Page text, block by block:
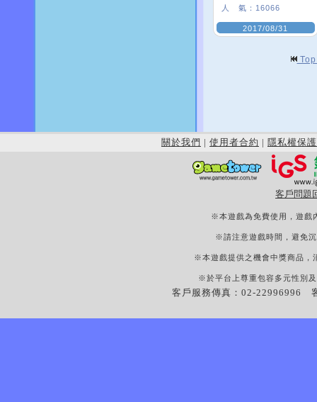
人 氣： 16066
2017/08/31
關於我們 | 使用者合約 | 隱私權保護
客戶問題
※本遊戲為免費使用，遊戲
※請注意遊戲時間，避免
※本遊戲提供之機會中獎商品，
※於平台上尊重包容多元性別
客戶服務傳真：02-22996996